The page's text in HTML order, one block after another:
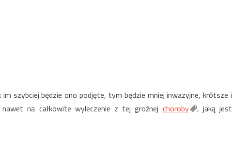
im szybciej będzie ono podjęte, tym będzie mniej inwazyjne, krótsze i
na całkowite wyleczenie z tej groźnej choroby
, jaką jest